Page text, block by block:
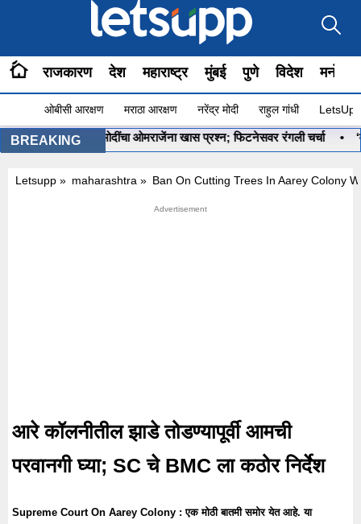
राजकारण देश महाराष्ट्र मुंबई पुणे विदेश
ओबीसी आरक्षण मराठा आरक्षण नरेंद्र मोदी राहुल गांधी
BREAKING
ना?”, PM मोदींचा ओमराजेंना खास प्रश्न; फिटनेसवर रंगली चर्चा • ‘मला
Letsupp » maharashtra » Ban On Cutting Trees In Aarey Colony
आरे कॉलनीतील झाडे तोडण्यापूर्वी आमची
परवानगी घ्या; SC चे BMC ला कठोर निर्देश
Supreme Court On Aarey Colony : एक मोठी बातमी समोर येत आहे. या